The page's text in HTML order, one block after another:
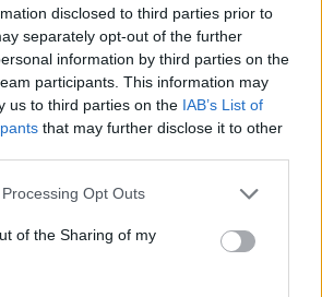
disclosed to third parties prior to
separately opt-out of the further
information by third parties on the
participants. This information may
us to third parties on the IAB’s List of
that may further disclose it to other
website/app uses one or more Google
or usage behaviour. You may click to
to Google and its third-party tags to
specified purposes in below Google
Opt Outs
of the Sharing of my
che trasformano
in leva di potere. Mentre la
nel vagliare prove e
Equalizeconferma l’urgenza
e tutele sulle banche dati
una merce.